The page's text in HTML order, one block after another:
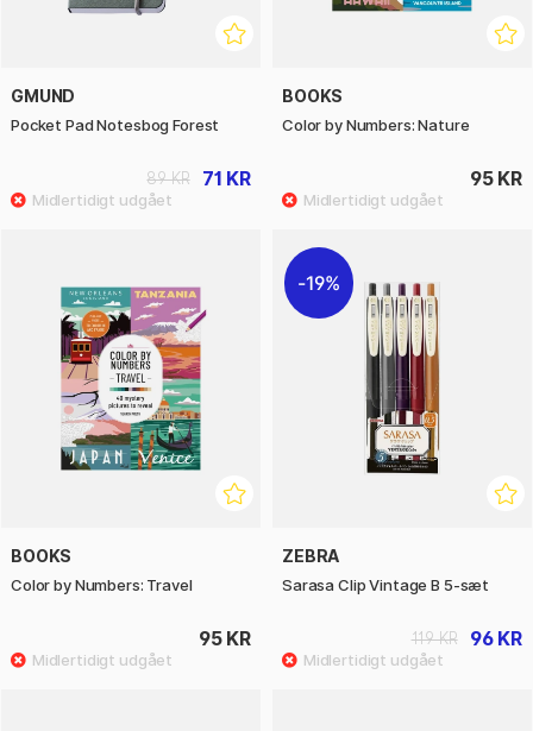
GMUND
Pocket Pad Notesbog Forest
71 KR
89 KR
BOOKS
Color by Numbers: Nature
95 KR
BOOKS
Color by Numbers: Travel
95 KR
19%
ZEBRA
Sarasa Clip Vintage B 5-sæt
96 KR
119 KR